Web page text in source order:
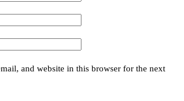
and website in this browser for the next